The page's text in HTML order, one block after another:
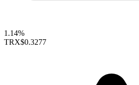
1.14%
TRX$0.3277